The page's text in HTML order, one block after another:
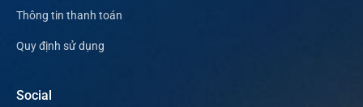
Thông tin thanh toán
Quy định sử dụng
Social